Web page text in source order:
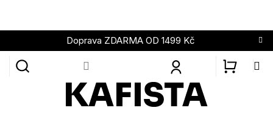
obsah
Doprava ZDARMA OD 1499 Kč